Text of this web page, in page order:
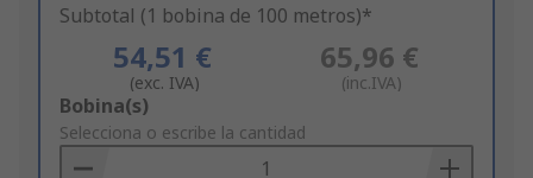
Subtotal (1 bobina de 100 metros)*
54,51 €
(exc. IVA)
65,96 €
(inc.IVA)
Add
to
Basket
Bobina(s)
Selecciona o escribe la cantidad